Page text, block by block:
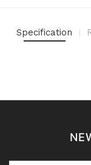
Specification